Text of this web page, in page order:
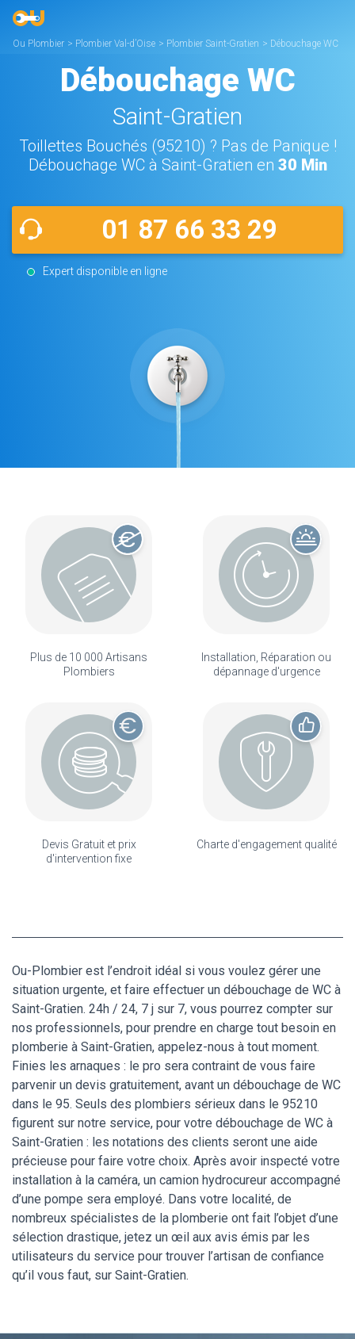
Ou Plombier > Plombier Val-d’Oise > Plombier Saint-Gratien > Débouchage WC
Débouchage WC
Saint-Gratien
Toillettes Bouchés (95210) ? Pas de Panique !
Débouchage WC à Saint-Gratien en 30 Min
01 87 66 33 29
Expert disponible en ligne
Plus de 10 000 Artisans
Plombiers
Installation, Réparation ou
dépannage d'urgence
Devis Gratuit et prix
d'intervention fixe
Charte d'engagement qualité
Ou-Plombier est l’endroit idéal si vous voulez gérer une
situation urgente, et faire effectuer un débouchage de WC à
Saint-Gratien. 24h / 24, 7 j sur 7, vous pourrez compter sur
nos professionnels, pour prendre en charge tout besoin en
plomberie à Saint-Gratien, appelez-nous à tout moment.
Finies les arnaques : le pro sera contraint de vous faire
parvenir un devis gratuitement, avant un débouchage de WC
dans le 95. Seuls des plombiers sérieux dans le 95210
figurent sur notre service, pour votre débouchage de WC à
Saint-Gratien : les notations des clients seront une aide
précieuse pour faire votre choix. Après avoir inspecté votre
installation à la caméra, un camion hydrocureur accompagné
d’une pompe sera employé. Dans votre localité, de
nombreux spécialistes de la plomberie ont fait l’objet d’une
sélection drastique, jetez un œil aux avis émis par les
utilisateurs du service pour trouver l’artisan de confiance
qu’il vous faut, sur Saint-Gratien.